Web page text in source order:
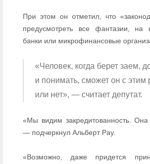
При этом он отметил, что
предусмотреть все фантазии, на
банки или микрофинансовые
«Человек, когда берет заем,
и понимать, сможет он с этим
или нет», — считает депутат.
«Мы видим закредитованность. Она
— подчеркнул Альберт Рау.
«Возможно, даже придется